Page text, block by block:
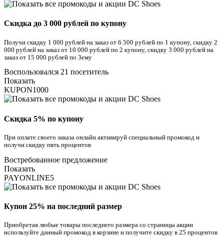
Скидка до 3 000 рублей по купону
Получи скидку 1 000 рублей на заказ от 6 500 рублей по 1 купону, скидку 2
000 рублей на заказ от 10 000 рублей по 2 купону, скидку 3 000 рублей на
заказ от 15 000 рублей по 3ему
Воспользовался 21 посетитель
Показать
KUPON1000
Скидка 5% по купону
При оплате своего заказа онлайн активируй специальный промокод и
получи скидку пять процентов
Востребованное предложение
Показать
PAYONLINE5
Купон 25% на последний размер
Приобретая любые товары последнего размера со страницы акции
используйте данный промокод в корзине и получите скидку в 25 процентов